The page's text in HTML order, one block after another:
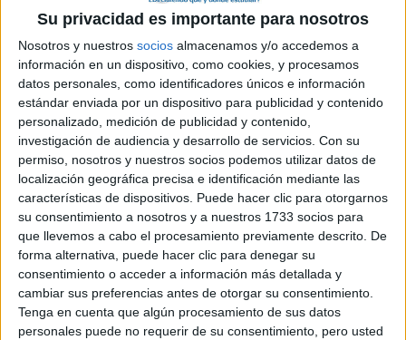
Su privacidad es importante para nosotros
Nosotros y nuestros socios almacenamos y/o accedemos a
información en un dispositivo, como cookies, y procesamos
datos personales, como identificadores únicos e información
estándar enviada por un dispositivo para publicidad y contenido
personalizado, medición de publicidad y contenido,
investigación de audiencia y desarrollo de servicios. Con su
permiso, nosotros y nuestros socios podemos utilizar datos de
localización geográfica precisa e identificación mediante las
características de dispositivos. Puede hacer clic para otorgarnos
su consentimiento a nosotros y a nuestros 1733 socios para
que llevemos a cabo el procesamiento previamente descrito. De
forma alternativa, puede hacer clic para denegar su
consentimiento o acceder a información más detallada y
cambiar sus preferencias antes de otorgar su consentimiento.
Tenga en cuenta que algún procesamiento de sus datos
personales puede no requerir de su consentimiento, pero usted
soy de córdoba y he hecho el bachillerato de c. sociales, qué
carrera me recomendais?? aquí hay muy pocas, y casi todo
en mundo opta por empresariales, pero a mí me gustaría
algo diferente, me estoy planteando marketing e investigacion
de mercados en sevilla, y tambien hay un nuevo grado en la
complutense de madrid, en gestion empresarial y tecnologia
informatica,alguien las conoce o me puede guiar un poco en
mi elección???? la verdad es que estoy un poco perdida.
muchas gracias !!:)
Inicio
Etiquetas:
La universidad - un mundo
ADE - Administración y Dirección de Empresas
Ingeniería Informática
Marketing Sevilla